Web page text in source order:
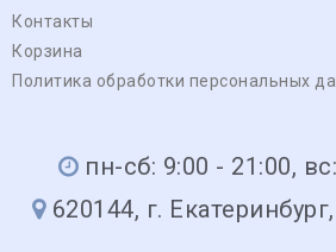
Контакты
Корзина
Политика обработки персональных
пн-сб: 9:00 - 21:00,
620144, г.